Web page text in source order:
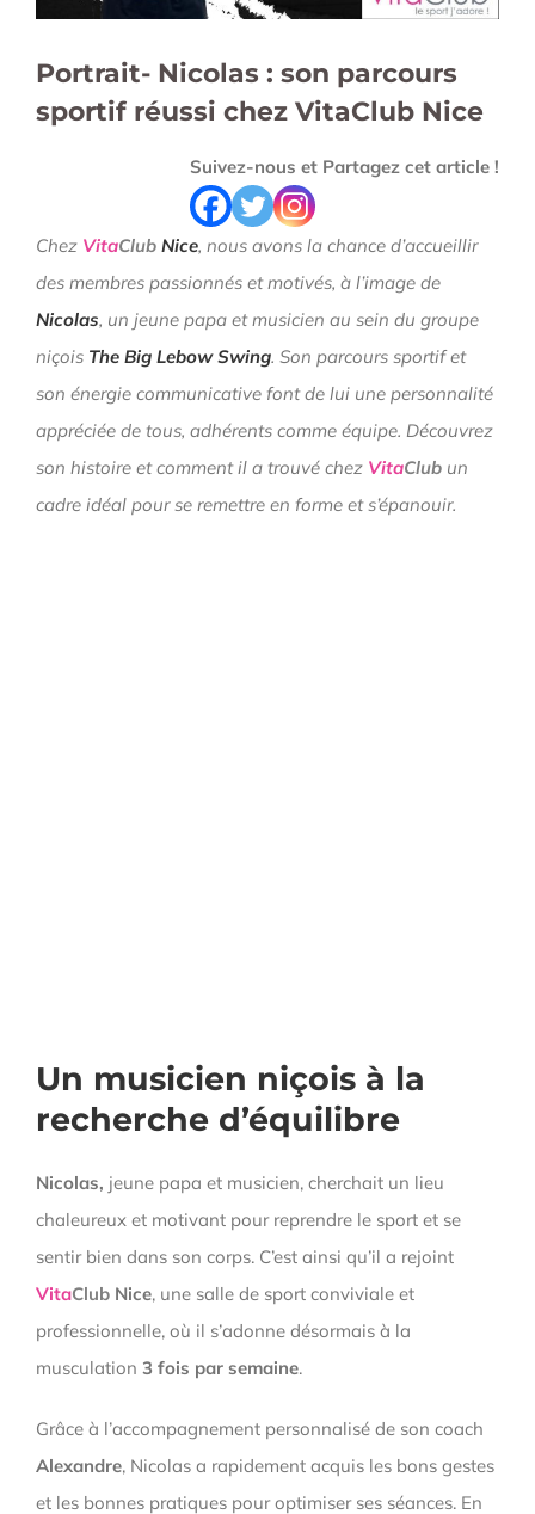
Portrait- Nicolas : son parcours
sportif réussi chez VitaClub Nice
Suivez-nous et Partagez cet article !
Chez VitaClub Nice, nous avons la chance d’accueillir
des membres passionnés et motivés, à l’image de
Nicolas, un jeune papa et musicien au sein du groupe
niçois The Big Lebow Swing. Son parcours sportif et
son énergie communicative font de lui une personnalité
appréciée de tous, adhérents comme équipe. Découvrez
son histoire et comment il a trouvé chez VitaClubun
cadre idéal pour se remettre en forme et s’épanouir.
Un musicien niçois à la
recherche d’équilibre
Nicolas, jeune papa et musicien, cherchait un lieu
chaleureux et motivant pour reprendre le sport et se
sentir bien dans son corps. C’est ainsi qu’il a rejoint
VitaClubNice, une salle de sport conviviale et
professionnelle, où il s’adonne désormais à la
musculation 3 fois par semaine.
Grâce à l’accompagnement personnalisé de son coach
Alexandre, Nicolas a rapidement acquis les bons gestes
et les bonnes pratiques pour optimiser ses séances. En